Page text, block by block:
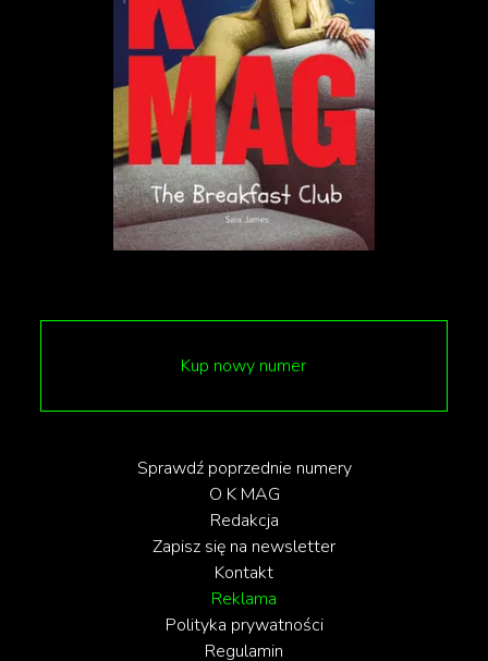
Maureen Starkey.
Za reżyserię odpowiada Sam Mendes, zdobywca
Oscara za film „American Beauty”. Jak wynika z
oświadczenia, które wydał reżyser, jest to pierwszy
raz, kiedy The Beatles oraz ich firma Apple Corps
przyznali produkcji prawa do pełnej opowieści i całej
dyskografii zespołu. Nie możemy się doczekać.
Kup nowy numer
Sprawdź poprzednie numery
O K MAG
Redakcja
Zapisz się na newsletter
Kontakt
Reklama
Polityka prywatności
Regulamin